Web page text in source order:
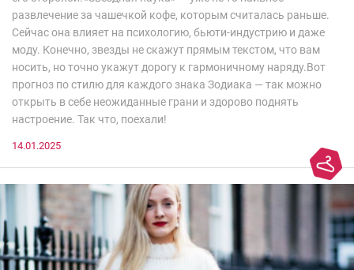
развлечение за чашечкой кофе, которым считалась раньше.
Сейчас она влияет на психологию, бьюти-индустрию и даже
моду. Конечно, звезды не скажут прямым текстом, что вам
носить, но точно укажут дорогу к гармоничному наряду.Вот
прогноз по стилю для каждого знака Зодиака — так можно
открыть в себе неожиданные грани и здорово поднять
настроение. Так что, поехали!
14.01.2025